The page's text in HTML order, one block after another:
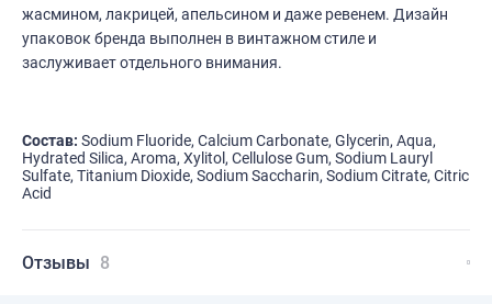
жасмином, лакрицей, апельсином и даже ревенем. Дизайн
упаковок бренда выполнен в винтажном стиле и
заслуживает отдельного внимания.
Состав: Sodium Fluoride, Calcium Carbonate, Glycerin, Aqua,
Hydrated Silica, Aroma, Xylitol, Cellulose Gum, Sodium Lauryl
Sulfate, Titanium Dioxide, Sodium Saccharin, Sodium Citrate, Citric
Acid
Отзывы 8